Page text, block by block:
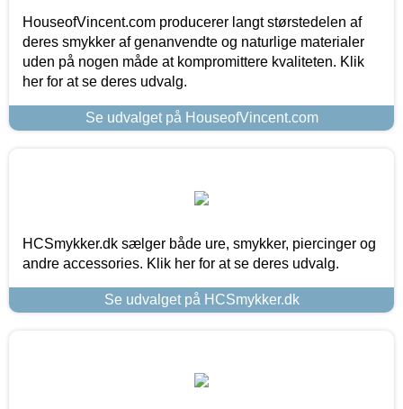
HouseofVincent.com producerer langt størstedelen af
deres smykker af genanvendte og naturlige materialer
uden på nogen måde at kompromittere kvaliteten. Klik
her for at se deres udvalg.
Se udvalget på HouseofVincent.com
HCSmykker.dk sælger både ure, smykker, piercinger og
andre accessories. Klik her for at se deres udvalg.
Se udvalget på HCSmykker.dk